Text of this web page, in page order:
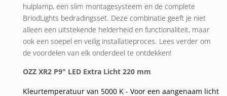
hulplamp, een slim montagesysteem en de complete
BriodLights bedradingsset. Deze combinatie geeft je niet
alleen een uitstekende helderheid en functionaliteit, maar
ook een soepel en veilig installatieproces. Lees verder om
de voordelen van elk onderdeel te ontdekken!
OZZ XR2 P9" LED Extra Licht 220 mm
Kleurtemperatuur van 5000 K - Voor een aangenaam licht